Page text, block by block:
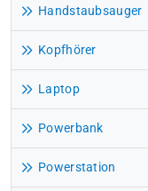
Handstaubsauger
Kopfhörer
Laptop
Powerbank
Powerstation